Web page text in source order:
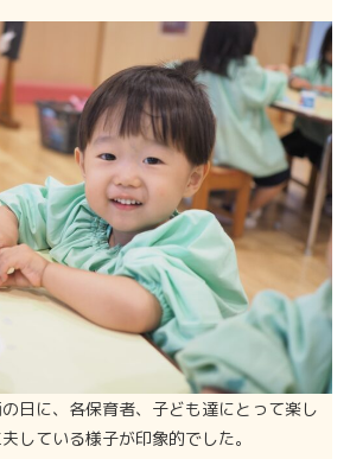
日に、各保育者、子ども達にとって楽し
している様子が印象的でした。